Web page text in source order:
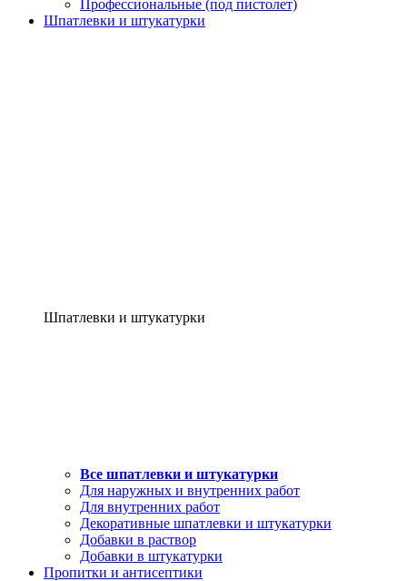
Профессиональные (под пистолет)
Шпатлевки и штукатурки
Шпатлевки и штукатурки
Все шпатлевки и штукатурки
Для наружных и внутренних работ
Для внутренних работ
Декоративные шпатлевки и штукатурки
Добавки в раствор
Добавки в штукатурки
Пропитки и антисептики